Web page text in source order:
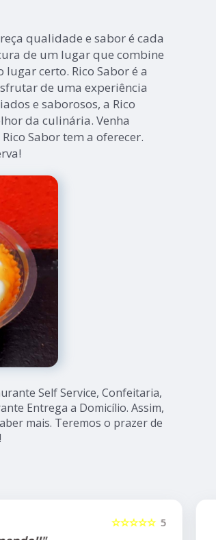
qualidade e sabor é cada
de um lugar que combine
lugar certo. Rico Sabor é a
de uma experiência
e saborosos, a Rico
da culinária. Venha
Sabor tem a oferecer.
Self Service, Confeitaria,
Entrega a Domicílio. Assim,
mais. Teremos o prazer de